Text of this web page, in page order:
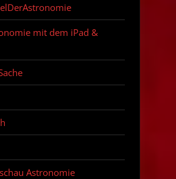
mit dem iPad &
Astronomie